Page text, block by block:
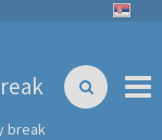
break